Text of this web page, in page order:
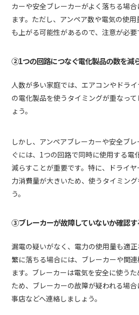
カーや安全ブレーカーがよく落ちる場
ます。ただし、アンペア数や電気の使
も上がる可能性があるので、注意が必要
②1つの回路につなぐ電化製品の数を減
人数が多い家庭では、エアコンやドラ
の電化製品を使うタイミングが重なっ
ょう。
しかし、アンペアブレーカーや安全ブ
ぐには、1つの回路で同時に使用する電
減らすことが重要です。特に、ドライ
力消費量が大きいため、使うタイミン
う。
③ブレーカーが故障していないか確認す
漏電の疑いがなく、電力の使用量も適
繁に落ちる場合には、ブレーカーや関
ます。ブレーカーは電気を安全に使う
ため、ブレーカーの故障が疑われる場
事店などへ連絡しましょう。